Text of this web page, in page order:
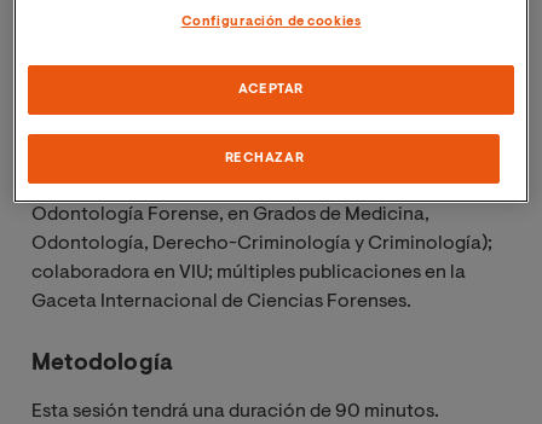
Médico forense titular, actualmente en el Instituto de
Máster en Medicina Forense y Máster en Intervención
Criminológica y Victimología; profesora de la Unidad
impartido: Medicina Legal y Forense, Medicina Legal y
Salud Pública, Ética Médica, Psiquiatría Forense y
Odontología Forense, en Grados de Medicina,
Odontología, Derecho-Criminología y Criminología);
colaboradora en VIU; múltiples publicaciones en la
Gaceta Internacional de Ciencias Forenses.
Metodología
Esta sesión tendrá una duración de 90 minutos.
Configuración de cookies
RECHAZAR
ACEPTAR